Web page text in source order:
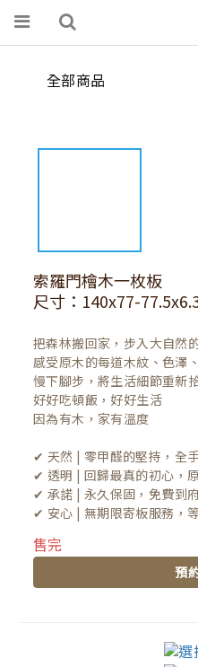
全部商品
索羅門檜木一枚板
尺寸：140x77-
把森林搬回家，步入大自然
感受原木的每道木紋、色澤
慢下腳步，將生活細節重新
好好吃頓飯，好好生活
因為有木，家有溫度
✔ 天然 | 零甲醛的堅持，全
✔ 透明 | 回歸最真的初心，
✔ 承諾 | 永久保固，免費到
✔ 安心 | 無期限寄板服務，
售完
預